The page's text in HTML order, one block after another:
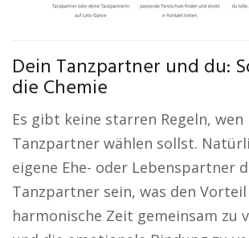
Dein Tanzpartner und du:
die Chemie
Es gibt keine starren Regeln, wen
Tanzpartner wählen sollst.
eigene Ehe- oder Lebenspartner
Tanzpartner sein, was den
harmonische Zeit gemeinsam zu